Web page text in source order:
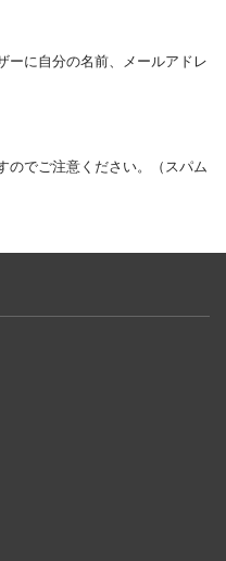
ーに自分の名前、メールアドレ
のでご注意ください。（スパム